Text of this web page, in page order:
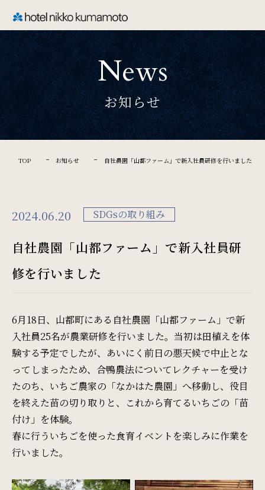
CLOSE
TOP
Welcome
ホテル日航熊本のご案内
ご宿泊
Restaurant & Lounge
レストラン&ラウンジ
Banquet
会議・ご宴会
Wedding
ウエディング
Access
News
お知らせ
TOP お知らせ 自社農園「山都ファーム」で新入社員研修を行いました
2024.06.20 SDGsの取り組み
自社農園「山都ファーム」で新入社員研
修を行いました
6月18日、山都町にある自社農園「山都ファーム」で新
入社員25名が農業研修を行いました。当初は田植えを体
験する予定でしたが、あいにく前日の悪天候で中止とな
ってしまったため、合鴨農法についてレクチャーを受け
たのち、いちご農家の「なかはた農園」へ移動し、役目
を終えた苗の切り取りと、これから育てるいちごの「苗
付け」を体験。
春に行ういちごを使った食育イベントを楽しみに作業を
行いました。